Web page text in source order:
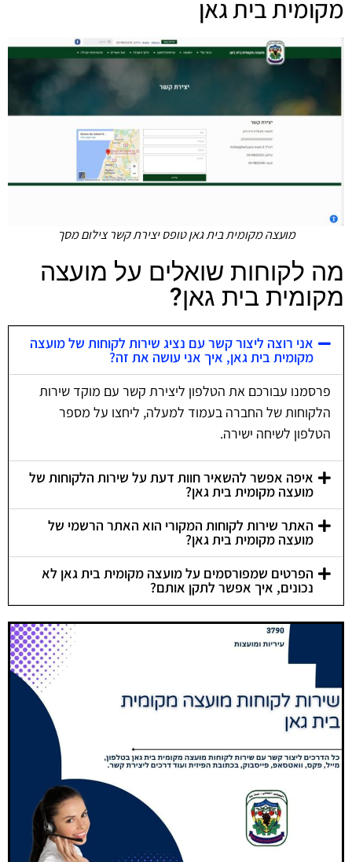
מקומית בית גאן
מועצה מקומית בית גאן טופס יצירת קשר צילום מסך
מה לקוחות שואלים על מועצה
מקומית בית גאן?
אני רוצה ליצור קשר עם נציג שירות לקוחות של מועצה
מקומית בית גאן, איך אני עושה את זה?
פרסמנו עבורכם את הטלפון ליצירת קשר עם מוקד שירות
הלקוחות של החברה בעמוד למעלה, ליחצו על מספר
הטלפון לשיחה ישירה.
איפה אפשר להשאיר חוות דעת על שירות הלקוחות של
מועצה מקומית בית גאן?
האתר שירות לקוחות המקורי הוא האתר הרשמי של
מועצה מקומית בית גאן?
הפרטים שמפורסמים על מועצה מקומית בית גאן לא
נכונים, איך אפשר לתקן אותם?